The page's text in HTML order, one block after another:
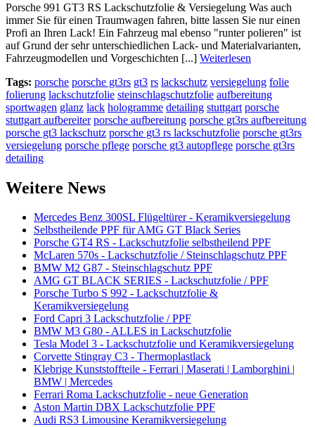
Porsche 991 GT3 RS Lackschutzfolie & Versiegelung Was auch
immer Sie für einen Traumwagen fahren, bitte lassen Sie nur einen
Profi an Ihren Lack! Ein Fahrzeug mal ebenso "runter polieren" ist
auf Grund der sehr unterschiedlichen Lack- und Materialvarianten,
Fahrzeugmodellen und Vorgeschichten [...] Weiterlesen
Tags: porsche porsche gt3rs gt3 rs lackschutz versiegelung folie
folierung lackschutzfolie steinschlagschutzfolie aufbereitung
sportwagen glanz lack hologramme detailing stuttgart porsche
stuttgart aufbereiter porsche aufbereitung porsche gt3rs aufbereitung
porsche gt3 lackschutz porsche gt3 rs lackschutzfolie porsche gt3rs
versiegelung porsche pflege porsche gt3 autopflege porsche gt3rs
detailing
Weitere News
Mercedes Benz 300SL Flügeltürer - Keramikversiegelung
Selbstheilende PPF für AMG GT Black Series
Porsche GT4 RS - Lackschutzfolie selbstheilend PPF
McLaren 570s - Lackschutzfolie / Steinschlagschutz PPF
BMW M2 G87 - Steinschlagschutz PPF
AMG GT BLACK SERIES - Lackschutzfolie / PPF
Porsche Turbo S 992 - Lackschutzfolie &
Keramikversiegelung
Ford Capri 3 Lackschutzfolie / PPF
BMW M3 G80 - ALLES in Lackschutzfolie
Tesla Model 3 - Lackschutzfolie und Keramikversiegelung
Corvette Stingray C3 - Thermoplastlack
Klebrige Kunststoffteile - Ferrari | Maserati | Lamborghini |
BMW | Mercedes
Ferrari Roma Lackschutzfolie - neue Generation
Aston Martin DBX Lackschutzfolie PPF
Audi RS3 Limousine Keramikversiegelung